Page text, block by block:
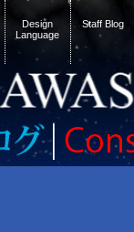
Design
Language
Staff Blog